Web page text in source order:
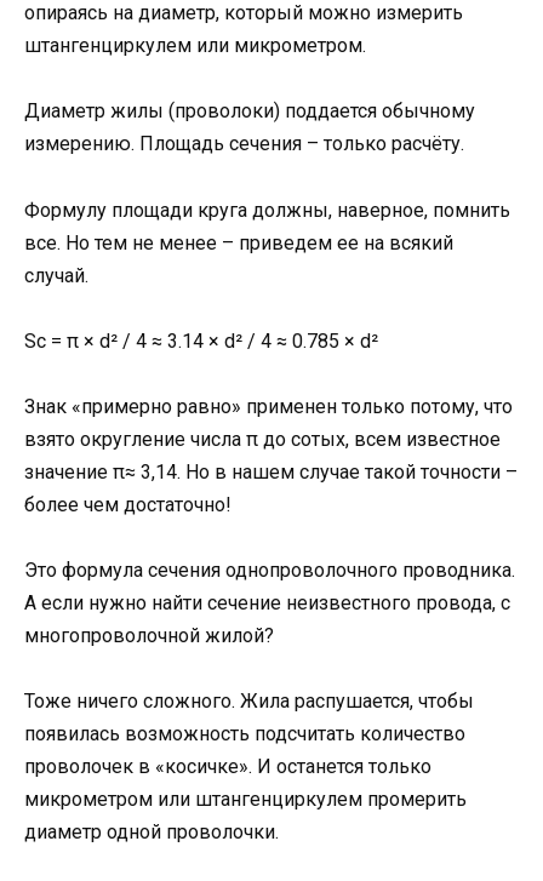
опираясь на диаметр, который можно измерить
штангенциркулем или микрометром.
Диаметр жилы (проволоки) поддается обычному
измерению. Площадь сечения – только расчёту.
Формулу площади круга должны, наверное, помнить
все. Но тем не менее – приведем ее на всякий
случай.
Sc = π × d² / 4 ≈ 3.14 × d² / 4 ≈ 0.785 × d²
Знак «примерно равно» применен только потому, что
взято округление числа π до сотых, всем известное
значение π≈ 3,14. Но в нашем случае такой точности –
более чем достаточно!
Это формула сечения однопроволочного проводника.
А если нужно найти сечение неизвестного провода, с
многопроволочной жилой?
Тоже ничего сложного. Жила распушается, чтобы
появилась возможность подсчитать количество
проволочек в «косичке». И останется только
микрометром или штангенциркулем промерить
диаметр одной проволочки.